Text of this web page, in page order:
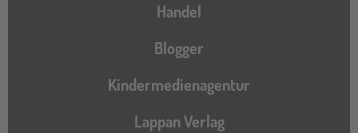
Handel
Blogger
Kindermedienagentur
Lappan Verlag